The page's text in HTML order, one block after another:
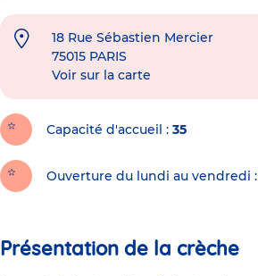
18 Rue Sébastien Mercier
75015 PARIS
Voir sur la carte
Capacité d'accueil 35
Ouverture du lundi au vendredi :
Présentation de la crèche